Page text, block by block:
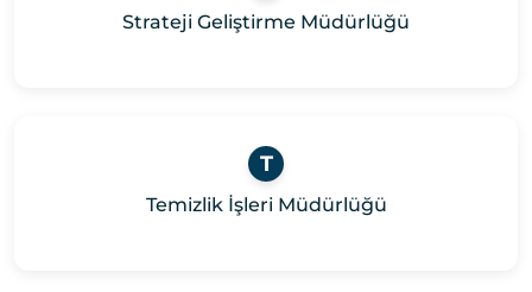
Strateji Geliştirme Müdürlüğü
T
Temizlik İşleri Müdürlüğü